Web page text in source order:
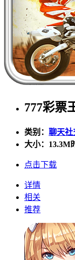
777彩票
类别： 聊天社
大小： 13.3M
点击下载
详情
相关
推荐